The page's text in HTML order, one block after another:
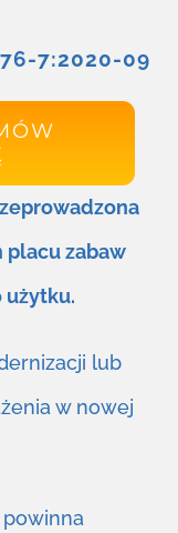
7:2020-09
placu zabaw
użytku.
lub
w nowej